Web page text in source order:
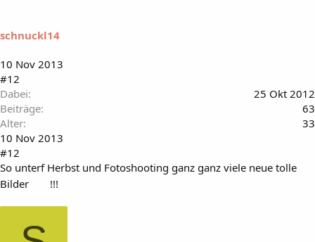
schnuckl14
10 Nov 2013
#12
Dabei
25 Okt 2012
Beiträge
63
Alter
33
10 Nov 2013
#12
So unterf Herbst und Fotoshooting ganz ganz viele neue tolle
Bilder
!!!